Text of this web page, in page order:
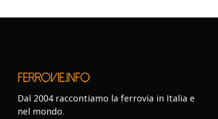
Dal 2004 raccontiamo la ferrovia in Italia e
nel mondo.